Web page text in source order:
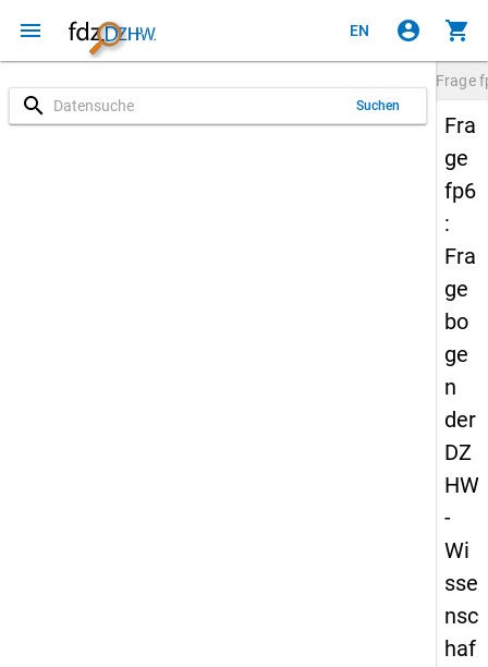
menu EN account_circle shopping_cart
search Suchen
Frage
Fra
ge
fp6
:
Fra
ge
bo
ge
n
der
DZ
HW
-
Wi
sse
nsc
haf